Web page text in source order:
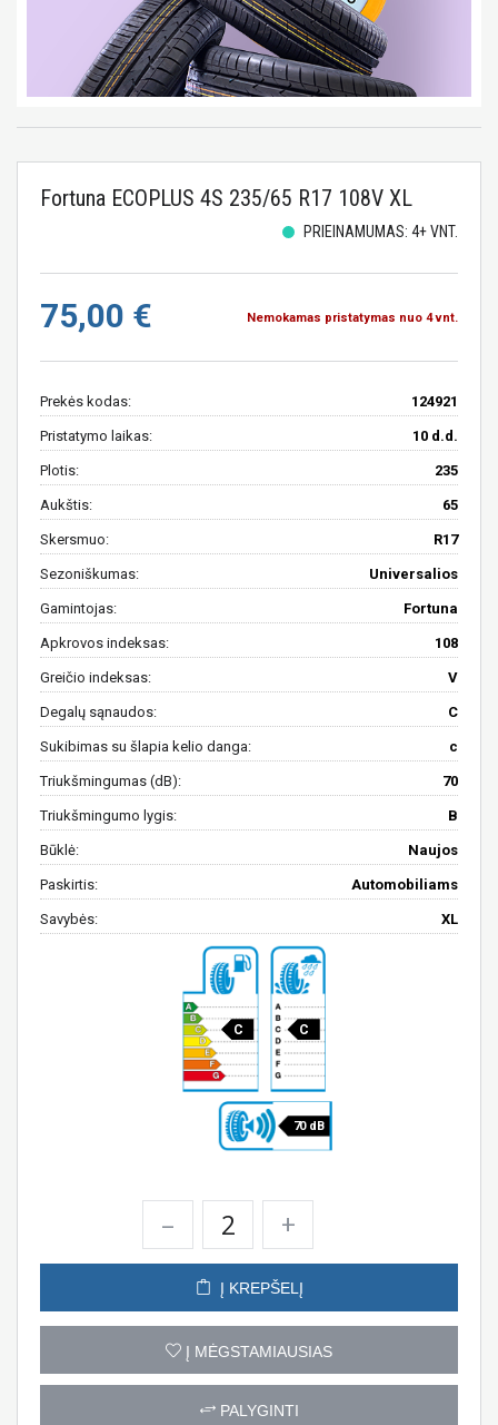
Fortuna ECOPLUS 4S 235/65 R17 108V XL
PRIEINAMUMAS: 4+ VNT.
75,00 € Nemokamas pristatymas nuo 4 vnt.
Prekės kodas: 124921
Pristatymo laikas: 10 d.d.
Plotis: 235
Aukštis: 65
Skersmuo: R17
Sezoniškumas: Universalios
Gamintojas: Fortuna
Apkrovos indeksas: 108
Greičio indeksas: V
Degalų sąnaudos: C
Sukibimas su šlapia kelio danga: c
Triukšmingumas (dB): 70
Triukšmingumo lygis: B
Būklė: Naujos
Paskirtis: Automobiliams
Savybės: XL
C C
70 dB
– +
Į KREPŠELĮ
Į MĖGSTAMIAUSIAS
PALYGINTI